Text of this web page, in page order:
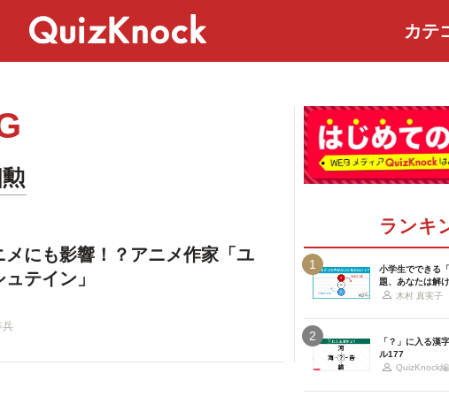
カテ
メにも影響！？アニメ作家「ユ
テイン」
兵
ランキ
1
小学生でできる
題、あなたは解
木村 真実子
2
「？」に入る漢
ル177
QuizKnock